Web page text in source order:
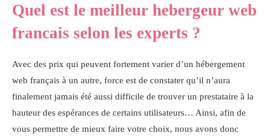
Quel est le meilleur hebergeur web
francais selon les experts ?
Avec des prix qui peuvent fortement varier d’un hébergement
web français à un autre, force est de constater qu’il n’aura
finalement jamais été aussi difficile de trouver un prestataire à la
hauteur des espérances de certains utilisateurs… Ainsi, afin de
vous permettre de mieux faire votre choix, nous avons donc